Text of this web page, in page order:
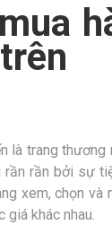
là trang
rần rần bởi sự
xem, chọn và
giá khác nhau.